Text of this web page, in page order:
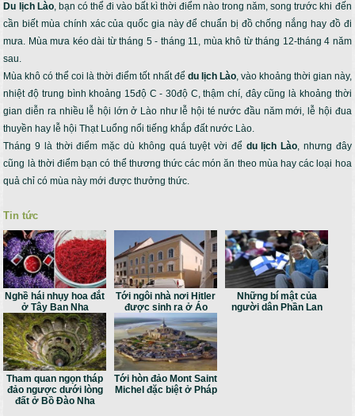
Du lịch Lào, bạn có thể đi vào bất kì thời điểm nào trong năm, song trước khi đến
cần biết mùa chính xác của quốc gia này để chuẩn bị đồ chống nắng hay đồ đi
mưa. Mùa mưa kéo dài từ tháng 5 - tháng 11, mùa khô từ tháng 12-tháng 4 năm
sau.
Mùa khô có thể coi là thời điểm tốt nhất để du lịch Lào, vào khoảng thời gian này,
nhiệt độ trung bình khoảng 15độ C - 30độ C, thậm chí, đây cũng là khoảng thời
gian diễn ra nhiều lễ hội lớn ở Lào như lễ hội té nước đầu năm mới, lễ hội đua
thuyền hay lễ hội Thạt Luổng nổi tiếng khắp đất nước Lào.
Tháng 9 là thời điểm mặc dù không quá tuyệt vời để du lịch Lào, nhưng đây
cũng là thời điểm bạn có thể thương thức các món ăn theo mùa hay các loại hoa
quả chỉ có mùa này mới được thưởng thức.
Tin tức
Nghề hái nhụy hoa đắt
ở Tây Ban Nha
Tới ngôi nhà nơi Hitler
được sinh ra ở Áo
Những bí mật của
người dân Phần Lan
Tham quan ngọn tháp
đảo ngược dưới lòng
đất ở Bồ Đào Nha
Tới hòn đảo Mont Saint
Michel đặc biệt ở Pháp